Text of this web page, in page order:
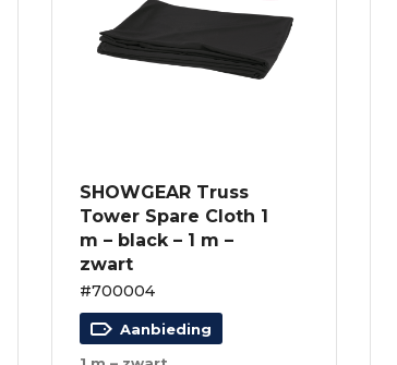
SHOWGEAR Truss
Tower Spare Cloth 1
m – black – 1 m –
zwart
#700004
Aanbieding